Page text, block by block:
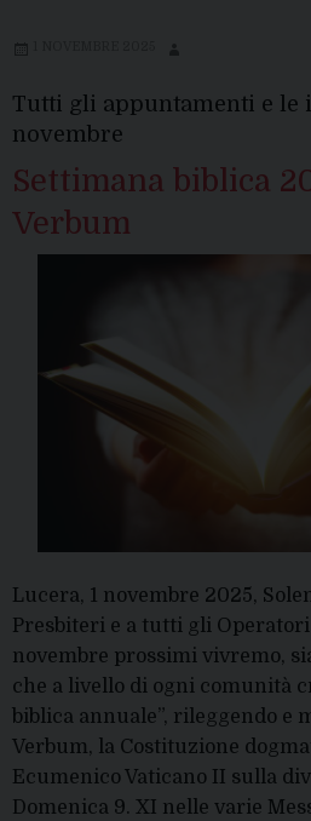
Tutti gli appuntamenti e le
novembre
Settimana biblica
Verbum
Lucera, 1 novembre 2025,
Presbiteri e a tutti gli Operatori
novembre prossimi vivremo,
che a livello di ogni comunità
biblica annuale”, rileggendo e
Verbum, la Costituzione
Ecumenico Vaticano II sulla
Domenica 9. XI nelle varie